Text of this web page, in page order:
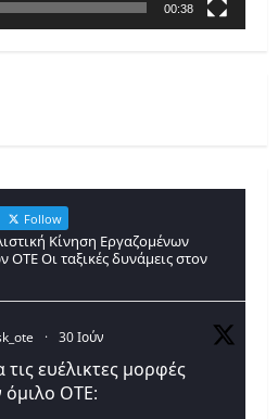
00:38
Follow
Κίνηση Εργαζομένων
ΟΤΕ Οι ταξικές δυνάμεις στον
· 30 Ιούν
τις ευέλικτες μορφές
όμιλο ΟΤΕ: